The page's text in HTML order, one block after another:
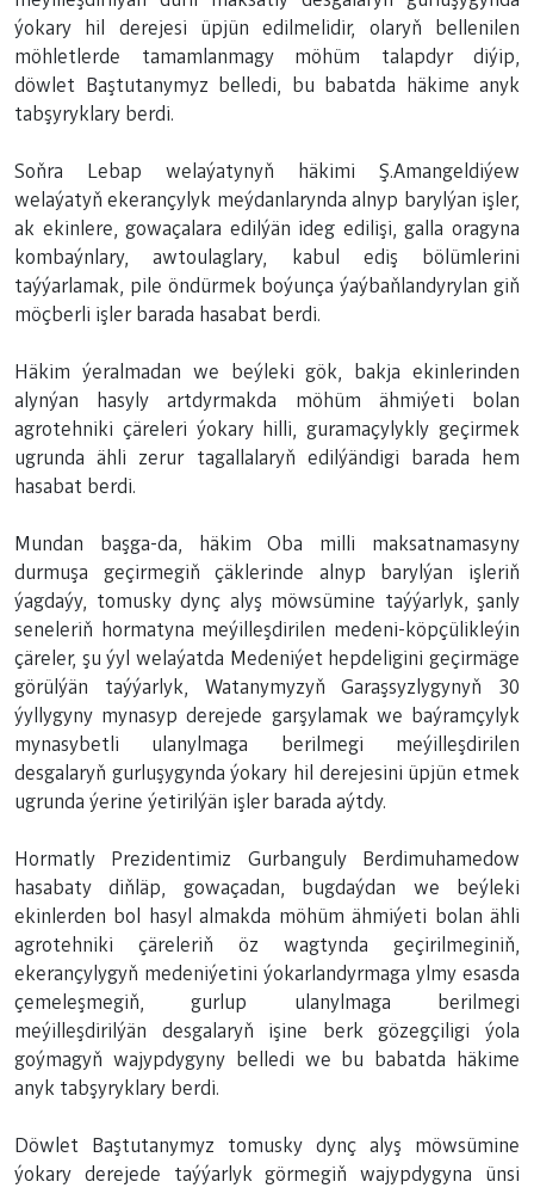
ýokary hil derejesi üpjün edilmelidir, olaryň bellenilen
möhletlerde tamamlanmagy möhüm talapdyr diýip,
döwlet Baştutanymyz belledi, bu babatda häkime anyk
tabşyryklary berdi.
Soňra Lebap welaýatynyň häkimi Ş.Amangeldiýew
welaýatyň ekerançylyk meýdanlarynda alnyp barylýan işler,
ak ekinlere, gowaçalara edilýän ideg edilişi, galla oragyna
kombaýnlary, awtoulaglary, kabul ediş bölümlerini
taýýarlamak, pile öndürmek boýunça ýaýbaňlandyrylan giň
möçberli işler barada hasabat berdi.
Häkim ýeralmadan we beýleki gök, bakja ekinlerinden
alynýan hasyly artdyrmakda möhüm ähmiýeti bolan
agrotehniki çäreleri ýokary hilli, guramaçylykly geçirmek
ugrunda ähli zerur tagallalaryň edilýändigi barada hem
hasabat berdi.
Mundan başga-da, häkim Oba milli maksatnamasyny
durmuşa geçirmegiň çäklerinde alnyp barylýan işleriň
ýagdaýy, tomusky dynç alyş möwsümine taýýarlyk, şanly
seneleriň hormatyna meýilleşdirilen medeni-köpçülikleýin
çäreler, şu ýyl welaýatda Medeniýet hepdeligini geçirmäge
görülýän taýýarlyk, Watanymyzyň Garaşsyzlygynyň 30
ýyllygyny mynasyp derejede garşylamak we baýramçylyk
mynasybetli ulanylmaga berilmegi meýilleşdirilen
desgalaryň gurluşygynda ýokary hil derejesini üpjün etmek
ugrunda ýerine ýetirilýän işler barada aýtdy.
Hormatly Prezidentimiz Gurbanguly Berdimuhamedow
hasabaty diňläp, gowaçadan, bugdaýdan we beýleki
ekinlerden bol hasyl almakda möhüm ähmiýeti bolan ähli
agrotehniki çäreleriň öz wagtynda geçirilmeginiň,
ekerançylygyň medeniýetini ýokarlandyrmaga ylmy esasda
çemeleşmegiň, gurlup ulanylmaga berilmegi
meýilleşdirilýän desgalaryň işine berk gözegçiligi ýola
goýmagyň wajypdygyny belledi we bu babatda häkime
anyk tabşyryklary berdi.
Döwlet Baştutanymyz tomusky dynç alyş möwsümine
ýokary derejede taýýarlyk görmegiň wajypdygyna ünsi